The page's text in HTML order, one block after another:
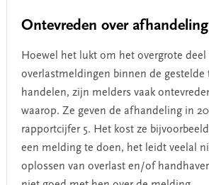
Ontevreden over afhandeling
Hoewel het lukt om het overgrote deel
overlastmeldingen binnen de gestelde
handelen, zijn melders vaak
waarop. Ze geven de afhandeling in
rapportcijfer 5. Het kost ze
een melding te doen, het leidt veelal
oplossen van overlast en/of